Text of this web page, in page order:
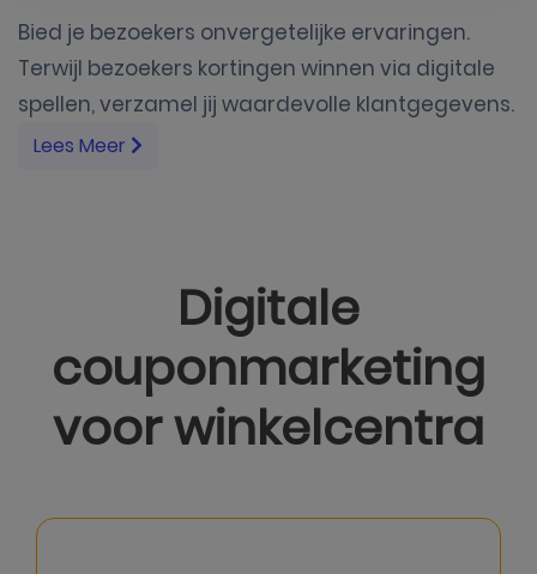
Bied je bezoekers onvergetelijke ervaringen.
Terwijl bezoekers kortingen winnen via digitale
spellen, verzamel jij waardevolle klantgegevens.
Lees Meer
Digitale
couponmarketing
voor winkelcentra